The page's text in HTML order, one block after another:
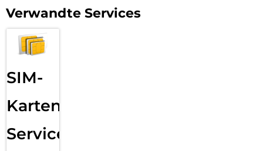
Verwandte Services
SIM-
Karten
Service: